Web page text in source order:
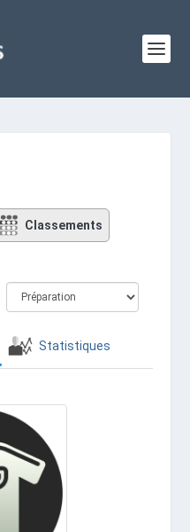
Classements
Statistiques